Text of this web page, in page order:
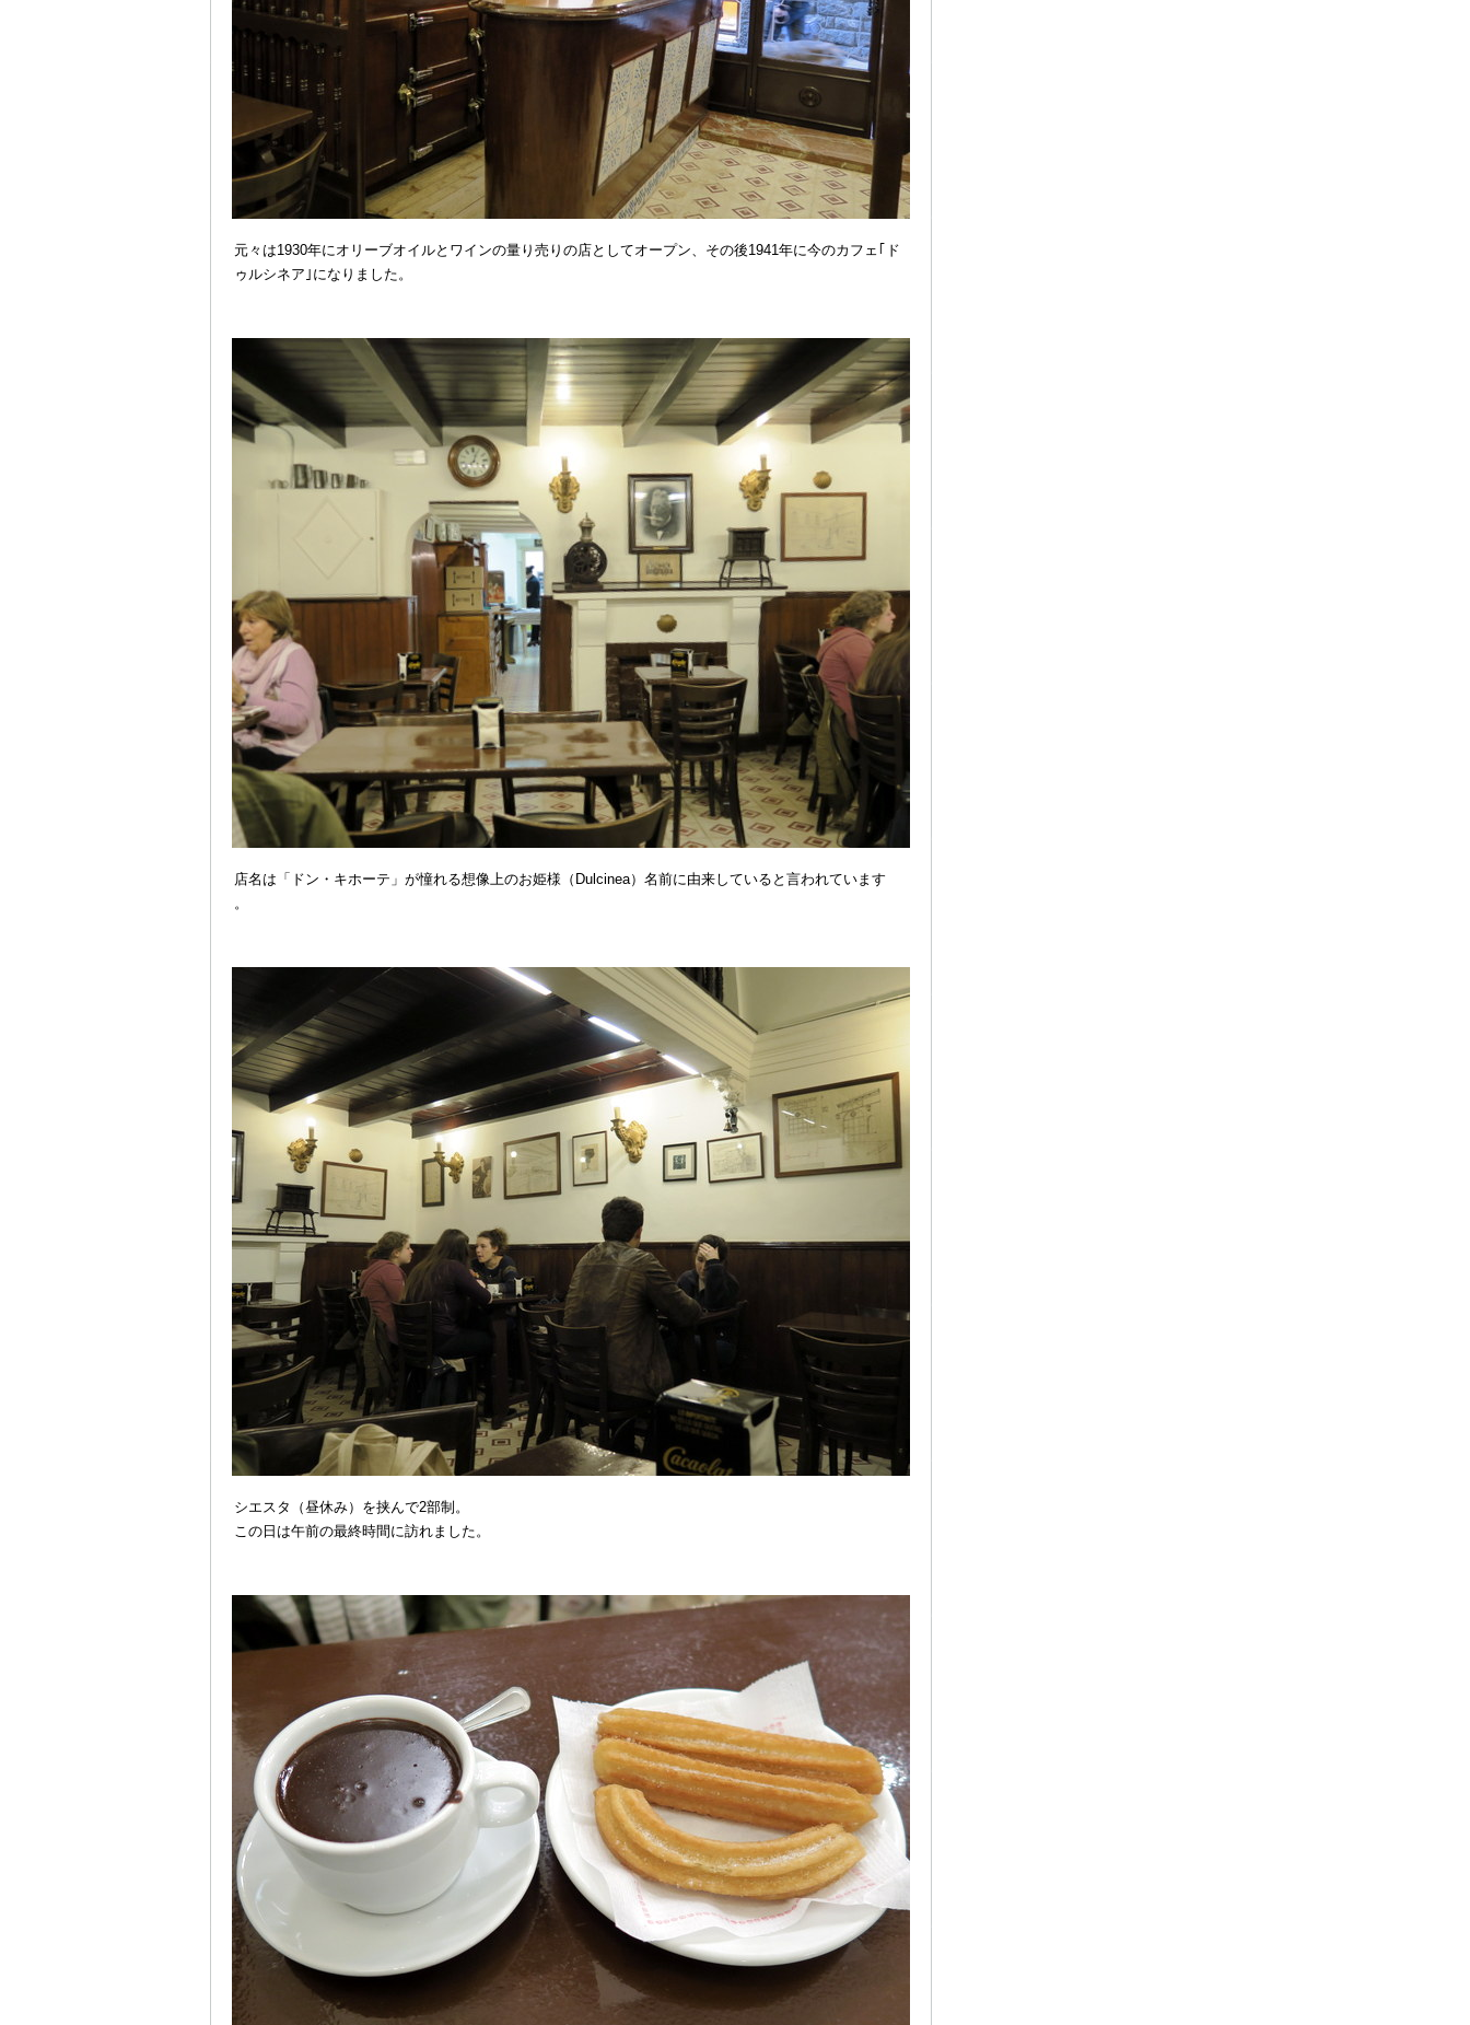
元々は1930年にオリーブオイルとワインの量り売りの店としてオープン、その後1941年に今のカフェ｢ド
ゥルシネア｣になりました。
店名は「ドン・キホーテ」が憧れる想像上のお姫様（Dulcinea）名前に由来していると言われています
。
シエスタ（昼休み）を挟んで2部制。
この日は午前の最終時間に訪れました。